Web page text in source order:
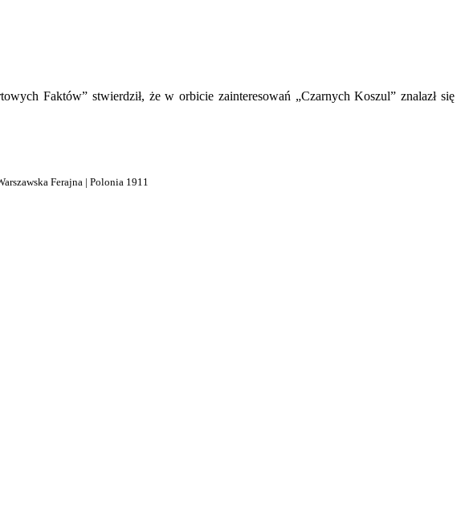
Faktów” stwierdził, że w orbicie zainteresowań „Czarnych Koszul” znalazł się
Ferajna | Polonia 1911